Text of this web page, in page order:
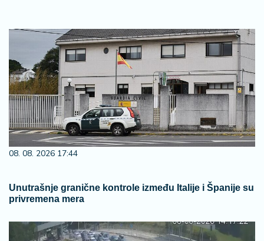
08. 08. 2026 17:44
Unutrašnje granične kontrole između Italije i Španije su
privremena mera